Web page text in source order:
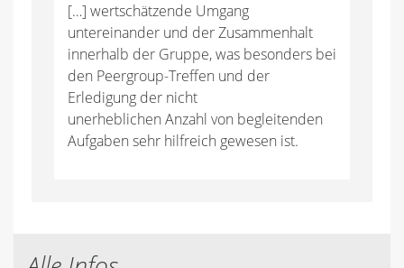
[…] wertschätzende Umgang
untereinander und der Zusammenhalt
innerhalb der Gruppe, was besonders bei
den Peergroup-Treffen und der
Erledigung der nicht
unerheblichen Anzahl von begleitenden
Aufgaben sehr hilfreich gewesen ist.